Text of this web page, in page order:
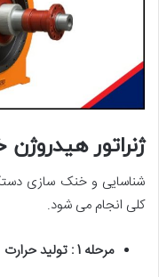
ژنراتور
کلی انجام می شود.
مرحله 1 : تولید حرارت